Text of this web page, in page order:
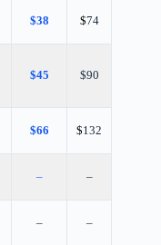
$38 $74
$45 $90
$66 $132
– –
– –